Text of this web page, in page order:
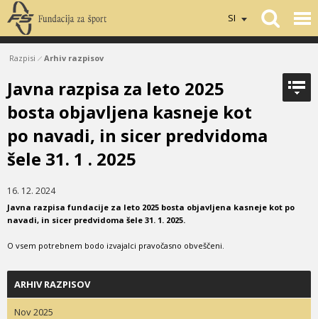
SI
Razpisi Arhiv razpisov
Javna razpisa za leto 2025
bosta objavljena kasneje kot
po navadi, in sicer predvidoma
šele 31. 1 . 2025
16. 12. 2024
Javna razpisa fundacije za leto 2025 bosta objavljena kasneje kot po
navadi, in sicer predvidoma šele 31. 1. 2025.
O vsem potrebnem bodo izvajalci pravočasno obveščeni.
ARHIV RAZPISOV
Nov 2025